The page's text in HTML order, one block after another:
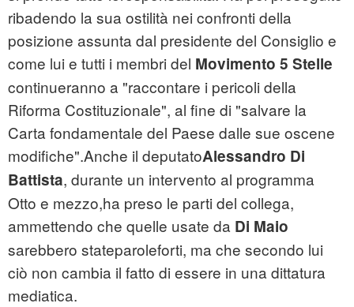
ribadendo la sua ostilità nei confronti della
posizione assunta dal presidente del Consiglio e
come lui e tutti i membri del Movimento 5 Stelle
continueranno a "raccontare i pericoli della
Riforma Costituzionale", al fine di "salvare la
Carta fondamentale del Paese dalle sue oscene
modifiche".Anche il deputatoAlessandro Di
Battista, durante un intervento al programma
Otto e mezzo,ha preso le parti del collega,
ammettendo che quelle usate da Di Maio
sarebbero stateparoleforti, ma che secondo lui
ciò non cambia il fatto di essere in una dittatura
mediatica.